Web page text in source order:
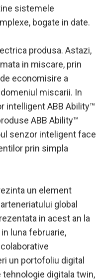
sistemele
bogate in date.
produsa. Astazi,
in miscare, prin
economisire a
miscarii. In
intelligent ABB Ability™
ABB Ability™
senzor inteligent face
prin simpla
un element
global
in acest an la
luna februarie,
un portofoliu digital
digitala twin,